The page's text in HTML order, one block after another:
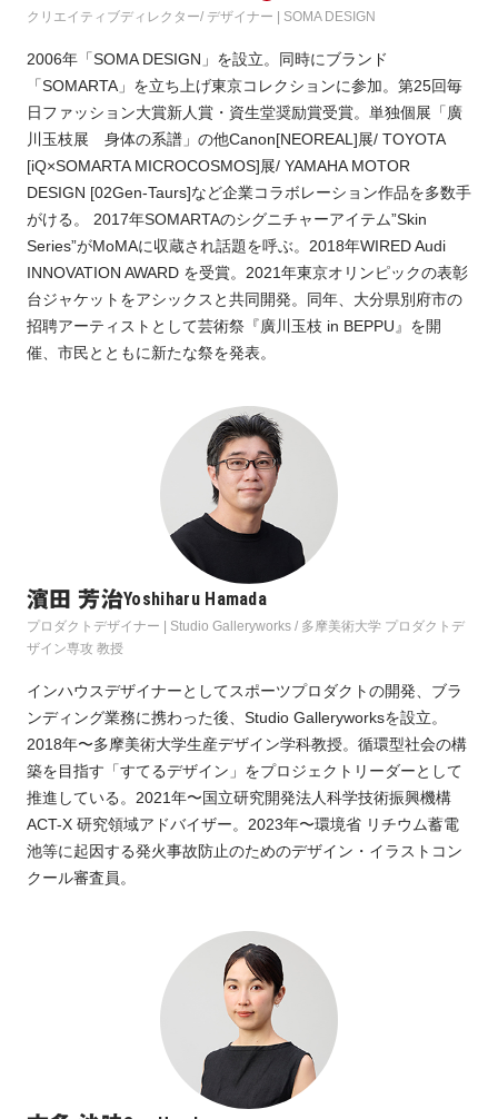
クリエイティブディレクター/ デザイナー | SOMA DESIGN
2006年「SOMA DESIGN」を設立。同時にブランド
「SOMARTA」を立ち上げ東京コレクションに参加。第25回毎
日ファッション大賞新人賞・資生堂奨励賞受賞。単独個展「廣
川玉枝展 身体の系譜」の他Canon[NEOREAL]展/ TOYOTA
[iQ×SOMARTA MICROCOSMOS]展/ YAMAHA MOTOR
DESIGN [02Gen-Taurs]など企業コラボレーション作品を多数手
がける。 2017年SOMARTAのシグニチャーアイテム”Skin
Series”がMoMAに収蔵され話題を呼ぶ。2018年WIRED Audi
INNOVATION AWARD を受賞。2021年東京オリンピックの表彰
台ジャケットをアシックスと共同開発。同年、大分県別府市の
招聘アーティストとして芸術祭『廣川玉枝 in BEPPU』を開
催、市民とともに新たな祭を発表。
濱田 芳治Yoshiharu Hamada
プロダクトデザイナー | Studio Galleryworks / 多摩美術大学 プロダクトデ
ザイン専攻 教授
インハウスデザイナーとしてスポーツプロダクトの開発、ブラ
ンディング業務に携わった後、Studio Galleryworksを設立。
2018年〜多摩美術大学生産デザイン学科教授。循環型社会の構
築を目指す「すてるデザイン」をプロジェクトリーダーとして
推進している。2021年〜国立研究開発法人科学技術振興機構
ACT-X 研究領域アドバイザー。2023年〜環境省 リチウム蓄電
池等に起因する発火事故防止のためのデザイン・イラストコン
クール審査員。